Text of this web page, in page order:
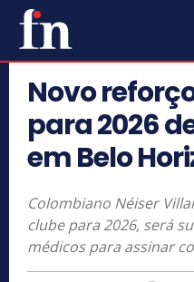
Novo
para 2026
em Belo
Colombiano Néiser
clube para 2026, será
médicos para assinar